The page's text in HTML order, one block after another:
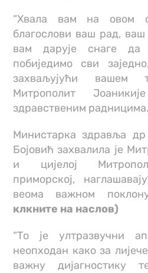
“Хвала вам на овом
благослови ваш рад,
вам дарује снаге да
побиједимо сви
захваљујући вашем
Митрополит
здравственим радницима.
Министарка здравља
Бојовић захвалила је
и цијелој
приморској,
веома важном
клкните на наслов)
“То је ултразвучни
неопходан како за
важну дијагностику